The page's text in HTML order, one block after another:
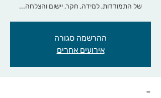
של התמודדות, למידה, חקר, יישום והצלחה...
ההרשמה סגורה
אירועים אחרים
-